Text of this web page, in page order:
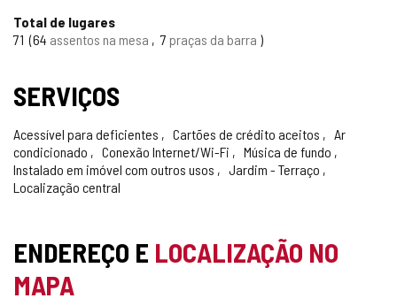
Total de lugares
71 64 assentos na mesa 7 praças da barra
SERVIÇOS
Acessível para deficientes Cartões de crédito aceitos
Ar
condicionado
Conexão Internet/Wi-Fi
Música de fundo
Instalado em imóvel com outros usos
Jardim - Terraço
Localização central
ENDEREÇO E LOCALIZAÇÃO NO
MAPA